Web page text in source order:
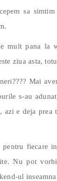
sa
mult pana la
ziua asta,
Mai
s-au
azi e deja prea
fiecare
Nu pot
ul